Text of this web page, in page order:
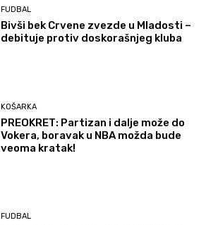
FUDBAL
Bivši bek Crvene zvezde u Mladosti –
debituje protiv doskorašnjeg kluba
KOŠARKA
PREOKRET: Partizan i dalje može do
Vokera, boravak u NBA možda bude
veoma kratak!
FUDBAL